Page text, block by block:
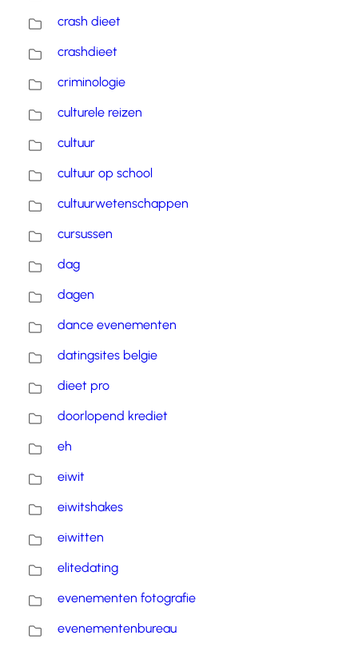
crash dieet
crashdieet
criminologie
culturele reizen
cultuur
cultuur op school
cultuurwetenschappen
cursussen
dag
dagen
dance evenementen
datingsites belgie
dieet pro
doorlopend krediet
eh
eiwit
eiwitshakes
eiwitten
elitedating
evenementen fotografie
evenementenbureau